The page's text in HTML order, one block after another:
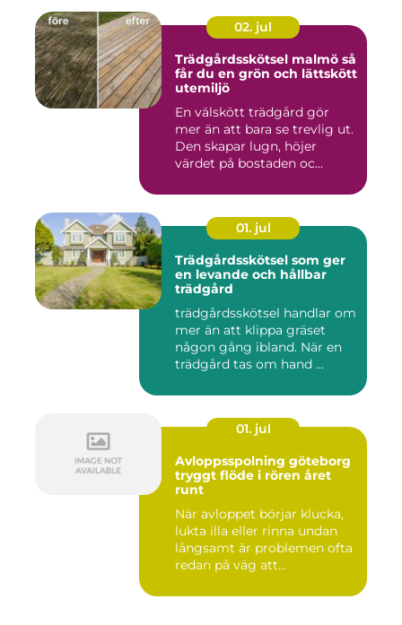
02. jul
Trädgårdsskötsel malmö så
får du en grön och lättskött
utemiljö
En välskött trädgård gör
mer än att bara se trevlig ut.
Den skapar lugn, höjer
värdet på bostaden oc...
01. jul
Trädgårdsskötsel som ger
en levande och hållbar
trädgård
trädgårdsskötsel handlar om
mer än att klippa gräset
någon gång ibland. När en
trädgård tas om hand ...
01. jul
Avloppsspolning göteborg
tryggt flöde i rören året
runt
När avloppet börjar klucka,
lukta illa eller rinna undan
långsamt är problemen ofta
redan på väg att...